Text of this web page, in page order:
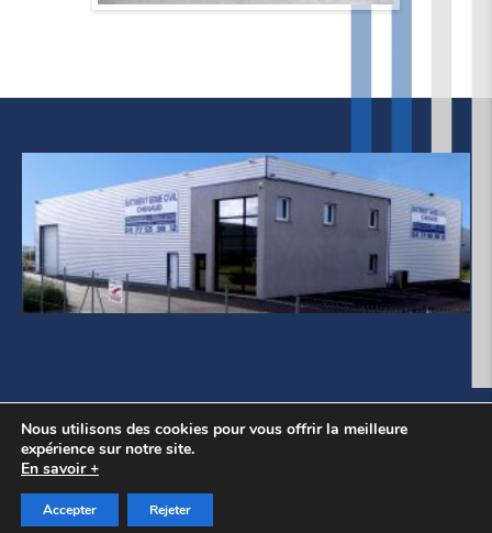
Mentions légales Politique de cookie
© 2018 Copyright by CHENAUD. All rights
Nous utilisons des cookies pour vous offrir la meilleure
expérience sur notre site.
En savoir +
Accepter Rejeter